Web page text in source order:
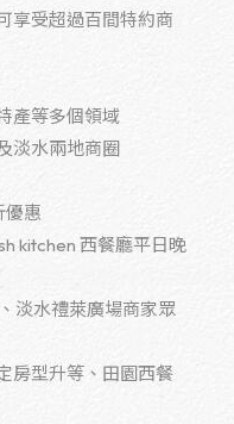
享受超過百間特約商
產等多個領域
淡水兩地商圈
優惠
kitchen 西餐廳平日晚
淡水禮萊廣場商家眾
房型升等、田園西餐